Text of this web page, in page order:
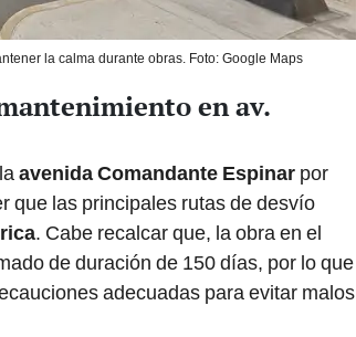
la calma durante obras. Foto: Google Maps
en av.
avenida Comandante Espinar por
que las principales rutas de desvío
. Cabe recalcar que, la obra en el
de duración de 150 días, por lo que
adecuadas para evitar malos